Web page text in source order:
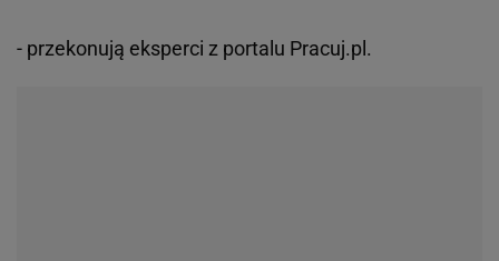
- przekonują eksperci z portalu Pracuj.pl.